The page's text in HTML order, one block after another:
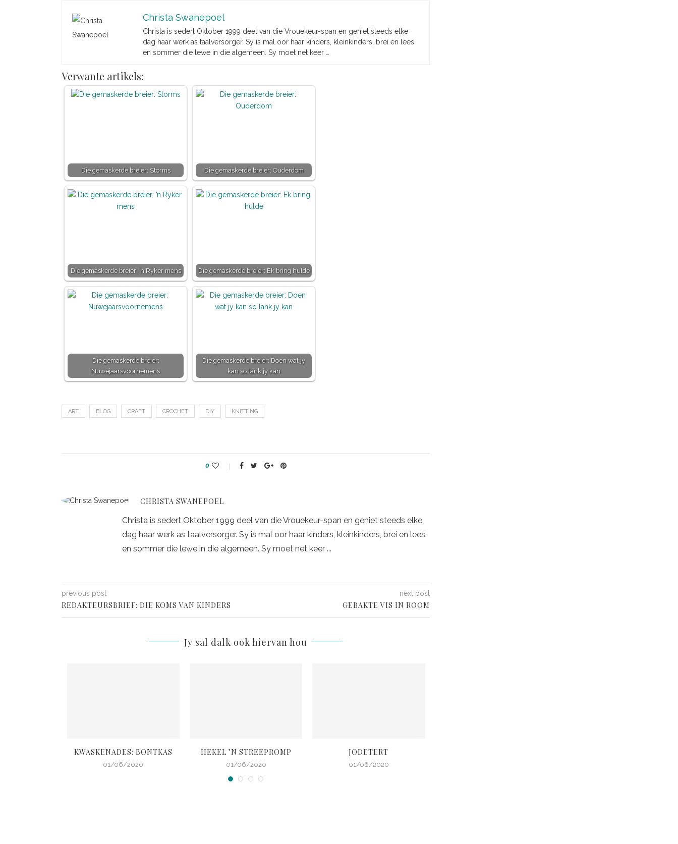
Christa Swanepoel
Christa is sedert Oktober 1999 deel van die Vrouekeur-span en geniet steeds elke
dag haar werk as taalversorger. Sy is mal oor haar kinders, kleinkinders, brei en lees
en sommer die lewe in die algemeen. Sy moet net keer …
Verwante artikels:
Die gemaskerde breier: Storms Die gemaskerde breier: Ouderdom
Die gemaskerde breier: ’n Ryker mens Die gemaskerde breier: Ek bring hulde
Die gemaskerde breier:
Nuwejaarsvoornemens
Die gemaskerde breier: Doen wat jy
kan so lank jy kan
ART BLOG CRAFT CROCHET DIY KNITTING
0
CHRISTA SWANEPOEL
Christa is sedert Oktober 1999 deel van die Vrouekeur-span en geniet steeds elke
dag haar werk as taalversorger. Sy is mal oor haar kinders, kleinkinders, brei en lees
en sommer die lewe in die algemeen. Sy moet net keer ...
previous post
REDAKTEURSBRIEF: DIE KOMS VAN KINDERS
next post
GEBAKTE VIS IN ROOM
Jy sal dalk ook hiervan hou
KWASKENADES: BONTKAS
01/06/2020
HEKEL ’N STREEPROMP
01/06/2020
JODETERT
01/06/2020